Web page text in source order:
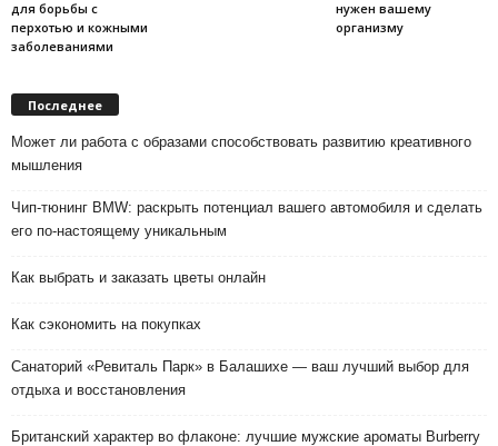
для борьбы с
перхотью и кожными
заболеваниями
нужен вашему
организму
Последнее
Может ли работа с образами способствовать развитию креативного
мышления
Чип-тюнинг BMW: раскрыть потенциал вашего автомобиля и сделать
его по-настоящему уникальным
Как выбрать и заказать цветы онлайн
Как сэкономить на покупках
Санаторий «Ревиталь Парк» в Балашихе — ваш лучший выбор для
отдыха и восстановления
Британский характер во флаконе: лучшие мужские ароматы Burberry